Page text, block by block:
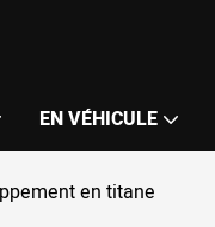
EN VÉHICULE
en titane